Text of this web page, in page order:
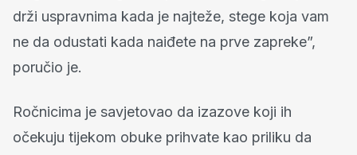
drži uspravnima kada je najteže, stege koja vam
ne da odustati kada naiđete na prve zapreke”,
poručio je.
Ročnicima je savjetovao da izazove koji ih
očekuju tijekom obuke prihvate kao priliku da